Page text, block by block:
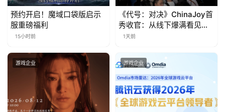
月
3
0
日
预约开启！魔域口袋版启示
服重磅福利
15小时前
《代号：对决》ChinaJoy首
秀收官：从线下爆满看见玩
家的真实期待
1天前
游戏企业 游戏企业